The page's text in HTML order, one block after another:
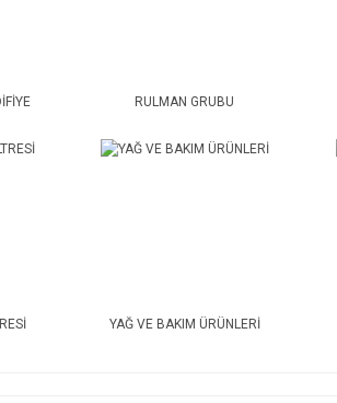
RULMAN GRUBU
YAĞ VE BAKIM ÜRÜNLERİ